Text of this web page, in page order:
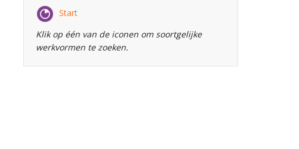
Start
Klik op één van de iconen om soortgelijke
werkvormen te zoeken.